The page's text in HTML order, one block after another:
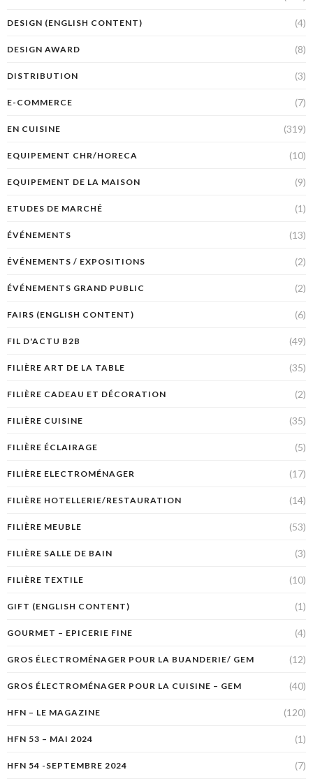
DESIGN (ENGLISH CONTENT) (4)
DESIGN AWARD (8)
DISTRIBUTION (3)
E-COMMERCE (7)
EN CUISINE (319)
EQUIPEMENT CHR/HORECA (10)
EQUIPEMENT DE LA MAISON (9)
ETUDES DE MARCHÉ (1)
ÉVÉNEMENTS (13)
ÉVÉNEMENTS / EXPOSITIONS (2)
ÉVÉNEMENTS GRAND PUBLIC (2)
FAIRS (ENGLISH CONTENT) (6)
FIL D'ACTU B2B (49)
FILIÈRE ART DE LA TABLE (35)
FILIÈRE CADEAU ET DÉCORATION (2)
FILIÈRE CUISINE (35)
FILIÈRE ÉCLAIRAGE (5)
FILIÈRE ELECTROMÉNAGER (17)
FILIÈRE HOTELLERIE/RESTAURATION (14)
FILIÈRE MEUBLE (53)
FILIÈRE SALLE DE BAIN (3)
FILIÈRE TEXTILE (10)
GIFT (ENGLISH CONTENT) (1)
GOURMET – EPICERIE FINE (4)
GROS ÉLECTROMÉNAGER POUR LA BUANDERIE/ GEM (12)
GROS ÉLECTROMÉNAGER POUR LA CUISINE – GEM (40)
HFN – LE MAGAZINE (120)
HFN 53 – MAI 2024 (1)
HFN 54 -SEPTEMBRE 2024 (7)